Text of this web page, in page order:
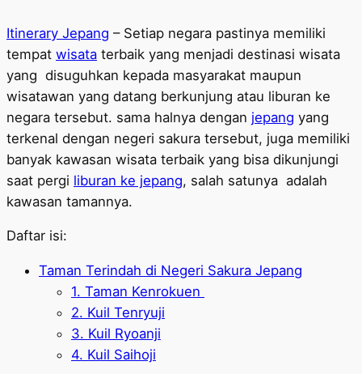
Itinerary Jepang – Setiap negara pastinya memiliki
tempat wisata terbaik yang menjadi destinasi wisata
yang disuguhkan kepada masyarakat maupun
wisatawan yang datang berkunjung atau liburan ke
negara tersebut. sama halnya dengan jepang yang
terkenal dengan negeri sakura tersebut, juga memiliki
banyak kawasan wisata terbaik yang bisa dikunjungi
saat pergi liburan ke jepang, salah satunya adalah
kawasan tamannya.
Daftar isi:
Taman Terindah di Negeri Sakura Jepang
1. Taman Kenrokuen
2. Kuil Tenryuji
3. Kuil Ryoanji
4. Kuil Saihoji